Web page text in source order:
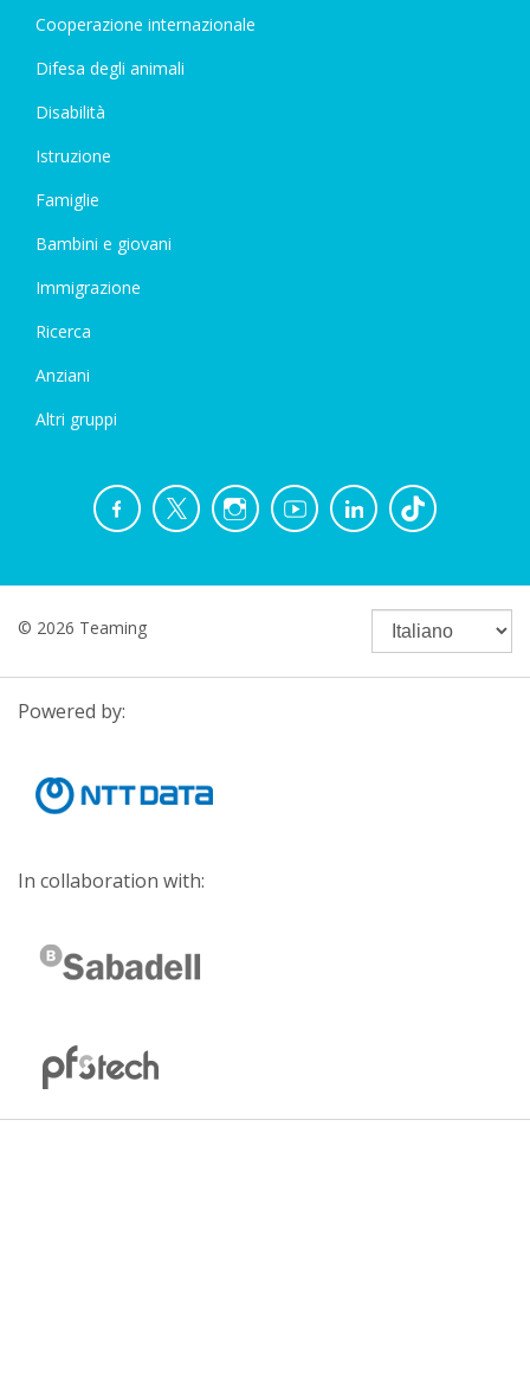
Cooperazione internazionale
Difesa degli animali
Disabilità
Istruzione
Famiglie
Bambini e giovani
Immigrazione
Ricerca
Anziani
Altri gruppi
© 2026 Teaming
Powered by:
In collaboration with: